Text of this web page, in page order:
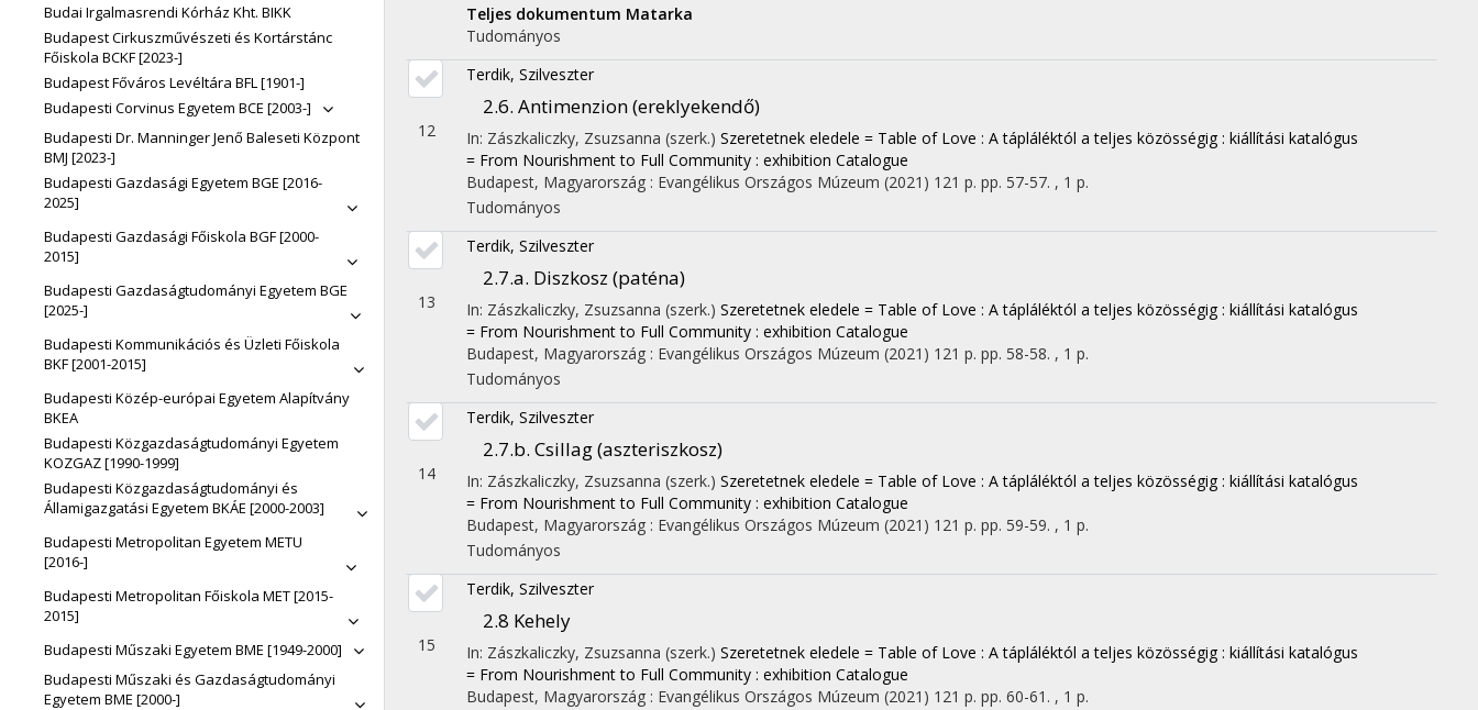
Budai Irgalmasrendi Kórház Kht. BIKK
Budapest Cirkuszművészeti és Kortárstánc
Főiskola BCKF [2023-]
Budapest Főváros Levéltára BFL [1901-]
Budapesti Corvinus Egyetem BCE [2003-]
Budapesti Dr. Manninger Jenő Baleseti Központ
BMJ [2023-]
Budapesti Gazdasági Egyetem BGE [2016-
2025]
Budapesti Gazdasági Főiskola BGF [2000-
2015]
Budapesti Gazdaságtudományi Egyetem BGE
[2025-]
Budapesti Kommunikációs és Üzleti Főiskola
BKF [2001-2015]
Budapesti Közép-európai Egyetem Alapítvány
BKEA
Budapesti Közgazdaságtudományi Egyetem
KOZGAZ [1990-1999]
Budapesti Közgazdaságtudományi és
Államigazgatási Egyetem BKÁE [2000-2003]
Budapesti Metropolitan Egyetem METU
[2016-]
Budapesti Metropolitan Főiskola MET [2015-
2015]
Budapesti Műszaki Egyetem BME [1949-2000]
Budapesti Műszaki és Gazdaságtudományi
Egyetem BME [2000-]
Teljes dokumentum Matarka
Tudományos
12
Terdik, Szilveszter
2.6. Antimenzion (ereklyekendő)
In: Zászkaliczky, Zsuzsanna (szerk.) Szeretetnek eledele = Table of Love : A tápláléktól a teljes közösségig : kiállítási katalógus
= From Nourishment to Full Community : exhibition Catalogue
Budapest, Magyarország : Evangélikus Országos Múzeum (2021) 121 p. pp. 57-57. , 1 p.
Tudományos
13
Terdik, Szilveszter
2.7.a. Diszkosz (paténa)
In: Zászkaliczky, Zsuzsanna (szerk.) Szeretetnek eledele = Table of Love : A tápláléktól a teljes közösségig : kiállítási katalógus
= From Nourishment to Full Community : exhibition Catalogue
Budapest, Magyarország : Evangélikus Országos Múzeum (2021) 121 p. pp. 58-58. , 1 p.
Tudományos
14
Terdik, Szilveszter
2.7.b. Csillag (aszteriszkosz)
In: Zászkaliczky, Zsuzsanna (szerk.) Szeretetnek eledele = Table of Love : A tápláléktól a teljes közösségig : kiállítási katalógus
= From Nourishment to Full Community : exhibition Catalogue
Budapest, Magyarország : Evangélikus Országos Múzeum (2021) 121 p. pp. 59-59. , 1 p.
Tudományos
15
Terdik, Szilveszter
2.8 Kehely
In: Zászkaliczky, Zsuzsanna (szerk.) Szeretetnek eledele = Table of Love : A tápláléktól a teljes közösségig : kiállítási katalógus
= From Nourishment to Full Community : exhibition Catalogue
Budapest, Magyarország : Evangélikus Országos Múzeum (2021) 121 p. pp. 60-61. , 1 p.